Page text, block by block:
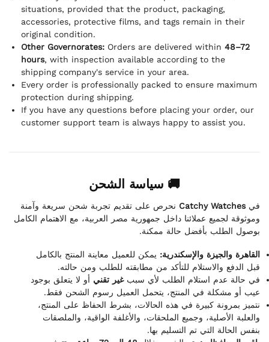
situations, provided that the product, packaging,
accessories, protective films, and tags remain in their
original condition.
Other Governorates: Orders are delivered within 48–72
hours, with inspection available according to the
shipping company's service in your area.
Every order is professionally packed to ensure maximum
protection during shipping.
If you have any questions before placing your order, our
customer support team is always happy to assist you.
🚚 سياسة الشحن
فيCatchy Watches نحرص على تقديم تجربة شحن سريعة وآمنة
وموثوقة لجميع عملائنا داخل جمهورية مصر العربية، مع الاهتمام الكامل
بوصول الطلب بأفضل حالة ممكنة.
القاهرة والجيزة والإسكندرية: يمكن للعميل معاينة المنتج بالكامل
قبل الدفع والاستلام للتأكد من مطابقته للطلب ومن حالته.
في حالة عدم استلام الطلب لأي سببغير تقني أو لا يتعلق بوجود
عيب أو مشكلة في المنتج، يتحمل العميل رسوم الشحن فقط.
نتميز بمرونة كبيرة في هذه الحالات، بشرط الحفاظ على المنتج،
والعلبة الأصلية، وجميع الملحقات، والأغلفة الواقية، والملصقات
بنفس الحالة التي تم التسليم بها.